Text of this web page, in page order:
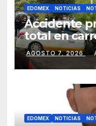
EDOMEX NOTICIAS
Accidente
total en
Jajalpa,
AGOSTO 7, 2026
EDOMEX NOTICIAS